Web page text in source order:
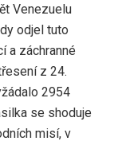
Venezuelu
odjel tuto
a záchranné
z 24.
2954
se shoduje
misí, v